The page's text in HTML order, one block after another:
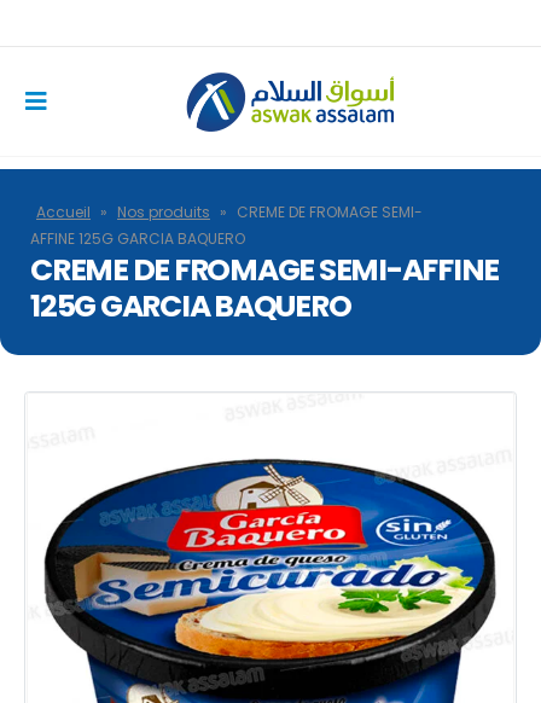
Accueil » Nos produits » CREME DE FROMAGE SEMI-
AFFINE 125G GARCIA BAQUERO
CREME DE FROMAGE SEMI-AFFINE
125G GARCIA BAQUERO